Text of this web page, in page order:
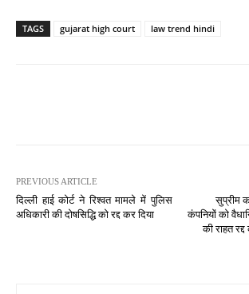
TAGS gujarat high court law trend hindi
PREVIOUS ARTICLE
दिल्ली हाई कोर्ट ने रिश्वत मामले में पुलिस
अधिकारी की दोषसिद्धि को रद्द कर दिया
सुप्रीम
कंपनियों को
की राहत